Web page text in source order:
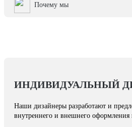
Почему мы
ИНДИВИДУАЛЬНЫЙ
Наши дизайнеры разработают и
внутреннего и внешнего